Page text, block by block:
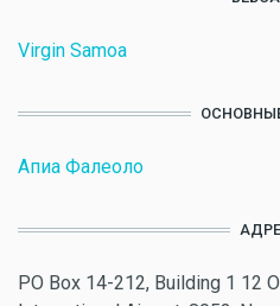
Virgin Samoa
Апиа Фалеоло
PO Box 14-212, Building 1 12